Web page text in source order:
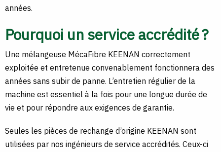
années.
Pourquoi un service accrédité ?
Une mélangeuse MécaFibre KEENAN correctement
exploitée et entretenue convenablement fonctionnera des
années sans subir de panne. L’entretien régulier de la
machine est essentiel à la fois pour une longue durée de
vie et pour répondre aux exigences de garantie.
Seules les pièces de rechange d’origine KEENAN sont
utilisées par nos ingénieurs de service accrédités. Ceux-ci